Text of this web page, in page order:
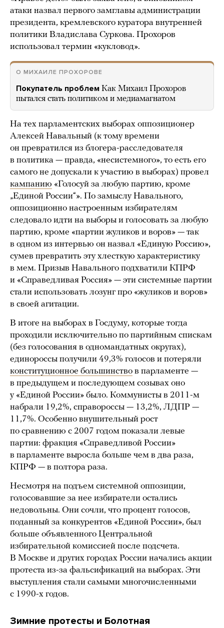
атаки назвал первого замглавы администрации
президента, кремлевского куратора внутренней
политики Владислава Суркова. Прохоров
использовал термин «кукловод».
О МИХАИЛЕ ПРОХОРОВЕ
Покупатель проблем Как Михаил Прохоров
пытался стать политиком и медиамагнатом
На тех парламентских выборах оппозиционер
Алексей Навальный (к тому времени
он превратился из блогера-расследователя
в политика — правда, «несистемного», то есть его
самого не допускали к участию в выборах) провел
кампанию «Голосуй за любую партию, кроме
„Единой России“». По замыслу Навального,
оппозиционно настроенным избирателям
следовало идти на выборы и голосовать за любую
партию, кроме «партии жуликов и воров» — так
в одном из интервью он назвал «Единую Россию»,
сумев превратить эту хлесткую характеристику
в мем. Призыв Навального подхватили КПРФ
и «Справедливая Россия» — эти системные партии
стали использовать лозунг про «жуликов и воров»
в своей агитации.
В итоге на выборах в Госдуму, которые тогда
проходили исключительно по партийным спискам
(без голосования в одномандатных округах),
единороссы получили 49,3% голосов и потеряли
конституционное большинство в парламенте —
в предыдущем и последующем созывах оно
у «Единой России» было. Коммунисты в 2011-м
набрали 19,2%, справороссы — 13,2%, ЛДПР —
11,7%. Особенно внушительный рост
по сравнению с 2007 годом показали левые
партии: фракция «Справедливой России»
в парламенте выросла больше чем в два раза,
КПРФ — в полтора раза.
Несмотря на подъем системной оппозиции,
голосовавшие за нее избиратели остались
недовольны. Они сочли, что процент голосов,
поданный за конкурентов «Единой России», был
больше объявленного Центральной
избирательной комиссией после подсчета.
В Москве и других городах России начались акции
протеста из-за фальсификаций на выборах. Эти
выступления стали самыми многочисленными
с 1990-х годов.
Зимние протесты и Болотная